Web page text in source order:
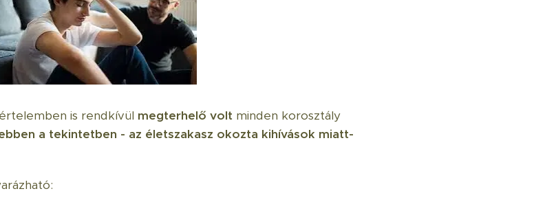
is rendkívül megterhelő volt minden korosztály
a tekintetben - az életszakasz okozta kihívások miatt-